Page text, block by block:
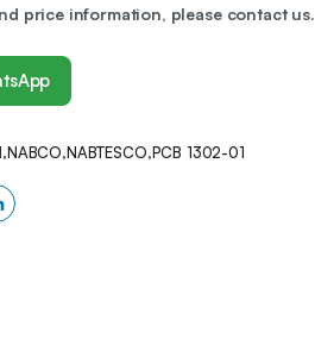
price information, please contact us.
,NABCO,NABTESCO,PCB 1302-01